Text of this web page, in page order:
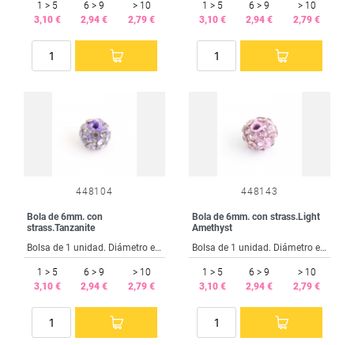
1 > 5
3,10 €
6 > 9
2,94 €
> 10
2,79 €
1 > 5
3,10 €
6 > 9
2,94 €
> 10
2,79 €
448104
Bola de 6mm. con
strass.Tanzanite
Bolsa de 1 unidad. Diámetro exterior 6 mm. Taladro interior 1.5 mm.
1 > 5
3,10 €
6 > 9
2,94 €
> 10
2,79 €
448143
Bola de 6mm. con strass.Light
Amethyst
Bolsa de 1 unidad. Diámetro exterior 6 mm. Taladro interior 1.5 mm.
1 > 5
3,10 €
6 > 9
2,94 €
> 10
2,79 €